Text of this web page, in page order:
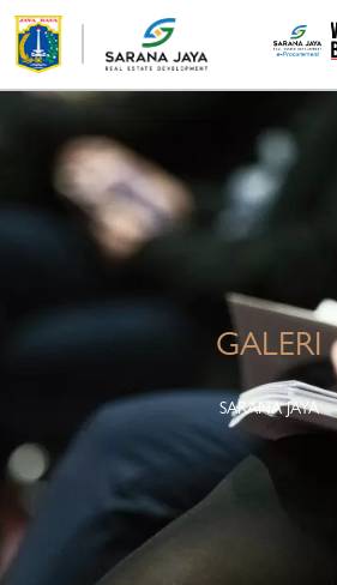
GALERI
SARANA JAYA